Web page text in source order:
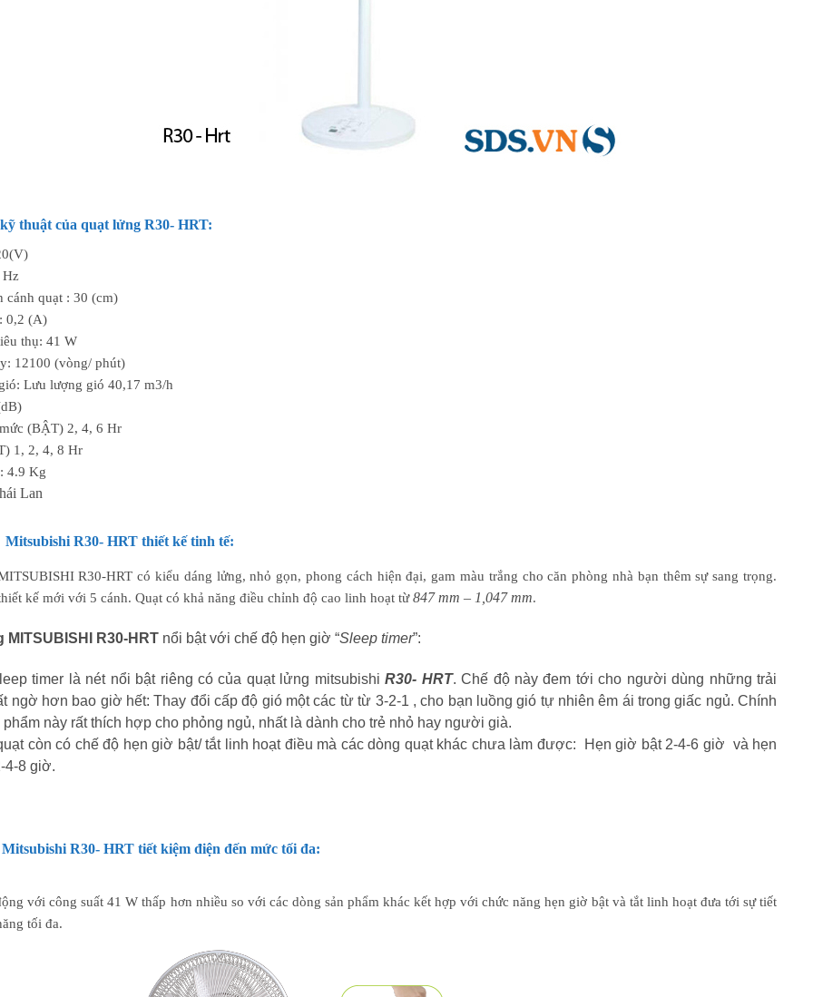
thuật của quạt lửng R30- HRT:
Hz
cánh quạt : 30 (cm)
0,2 (A)
thụ: 41 W
12100 (vòng/ phút)
Lưu lượng gió 40,17 m3/h
(BẬT) 2, 4, 6 Hr
1, 2, 4, 8 Hr
4.9 Kg
Lan
R30- HRT thiết kế tinh tế:
R30-HRT có kiểu dáng lửng, nhỏ gọn, phong cách hiện đại, gam màu trắng cho căn phòng nhà bạn thêm sự sang trọng.
kế mới với 5 cánh. Quạt có khả năng điều chỉnh độ cao linh hoạt từ847 mm – 1,047 mm.
MITSUBISHI R30-HRT nổi bật với chế độ hẹn giờ “Sleep timer”:
timer là nét nổi bật riêng có của quạt lửng mitsubishiR30- HRT. Chế độ này đem tới cho người dùng những trải
ngờ hơn bao giờ hết: Thay đổi cấp độ gió một các từ từ 3-2-1 , cho bạn luồng gió tự nhiên êm ái trong giấc ngủ. Chính
phẩm này rất thích hợp cho phỏng ngủ, nhất là dành cho trẻ nhỏ hay người già.
còn có chế độ hẹn giờ bật/ tắt linh hoạt điều mà các dòng quạt khác chưa làm được: Hẹn giờ bật 2-4-6 giờ và hẹn
4-8 giờ.
R30- HRT tiết kiệm điện đến mức tối đa:
với công suất 41 W thấp hơn nhiều so với các dòng sản phẩm khác kết hợp với chức năng hẹn giờ bật và tắt linh hoạt đưa tới sự tiết
tối đa.